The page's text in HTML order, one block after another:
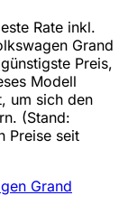
Rate inkl.
Grand
Preis,
Modell
um sich den
(Stand:
Preise seit
Grand